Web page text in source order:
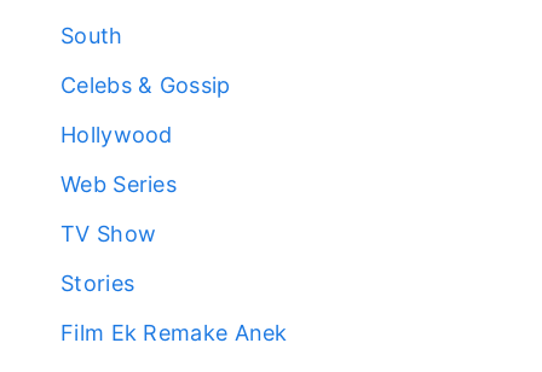
South
Celebs & Gossip
Hollywood
Web Series
TV Show
Stories
Film Ek Remake Anek